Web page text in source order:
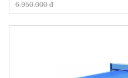
6.950.000 đ